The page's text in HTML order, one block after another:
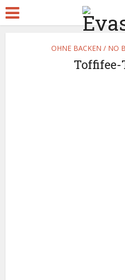
OHNE BACKEN / NO
Toffifee-